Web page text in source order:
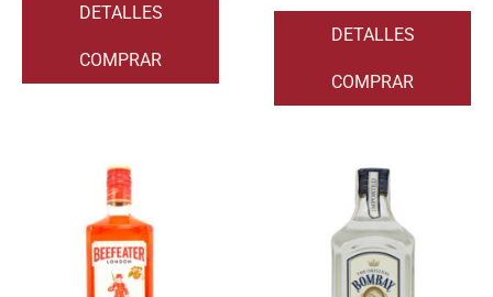
DETALLES
COMPRAR
DETALLES
COMPRAR